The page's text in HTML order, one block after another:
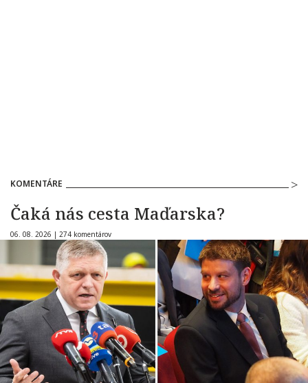
KOMENTÁRE
Čaká nás cesta Maďarska?
06. 08. 2026 | 274 komentárov